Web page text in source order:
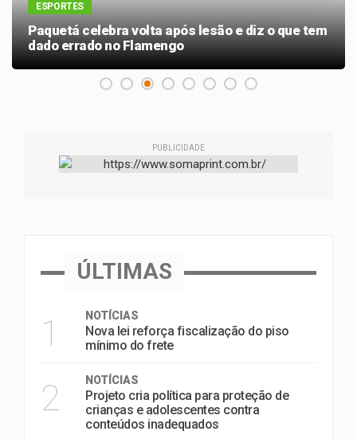
ESPORTES
Paquetá celebra volta após lesão e diz o que tem
dado errado no Flamengo
PUBLICIDADE
ÚLTIMAS
1 NOTÍCIAS
Nova lei reforça fiscalização do piso
mínimo do frete
2 NOTÍCIAS
Projeto cria política para proteção de
crianças e adolescentes contra
conteúdos inadequados